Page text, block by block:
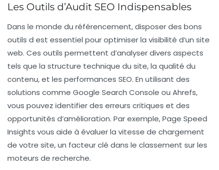
Les Outils d’Audit SEO Indispensables
Dans le monde du référencement, disposer des bons
outils d est essentiel pour optimiser la visibilité d’un site
web. Ces outils permettent d’analyser divers aspects
tels que la structure technique du site, la qualité du
contenu, et les performances SEO. En utilisant des
solutions comme Google Search Console ou Ahrefs,
vous pouvez identifier des erreurs critiques et des
opportunités d’amélioration. Par exemple,Page Speed
Insights vous aide à évaluer la vitesse de chargement
de votre site, un facteur clé dans le classement sur les
moteurs de recherche.